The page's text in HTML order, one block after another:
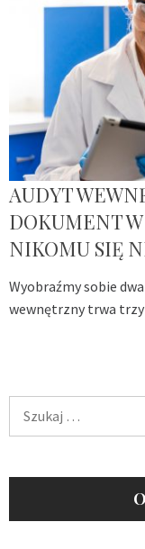
AUDYT
DOKUMENT
NIKOMU SIĘ
Wyobraźmy sobie
wewnętrzny trwa trzy